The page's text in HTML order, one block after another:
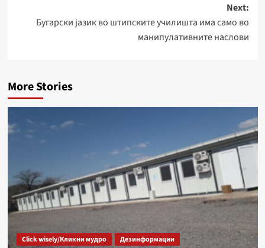
Next:
Бугарски јазик во штипските училишта има само во
манипулативните наслови
More Stories
Click wisely/Кликни мудро Дезинформации